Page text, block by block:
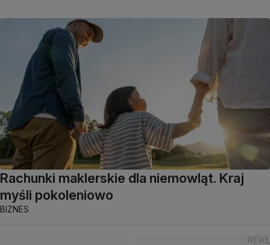
Rachunki maklerskie dla niemowląt. Kraj
myśli pokoleniowo
BIZNES